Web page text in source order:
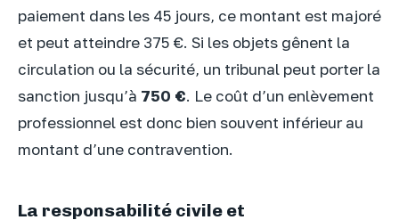
paiement dans les 45 jours, ce montant est majoré
et peut atteindre 375 €. Si les objets gênent la
circulation ou la sécurité, un tribunal peut porter la
sanction jusqu’à 750 €. Le coût d’un enlèvement
professionnel est donc bien souvent inférieur au
montant d’une contravention.
La responsabilité civile et